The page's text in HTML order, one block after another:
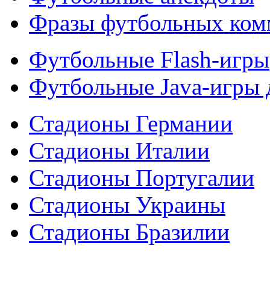
Фразы футбольных
Футбольные Flash-игры
Футбольные Java-игры
Стадионы Германии
Стадионы Италии
Стадионы Португалии
Стадионы Украины
Стадионы Бразилии